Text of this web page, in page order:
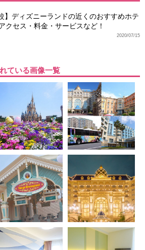
】ディズニーランドの近くのおすすめホテ
クセス・料金・サービスなど！
2020/07/15
ている画像一覧